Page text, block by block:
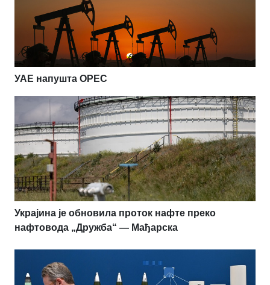
УАЕ напушта OPEC
Украјина је обновила проток нафте преко
нафтовода „Дружба“ — Мађарска